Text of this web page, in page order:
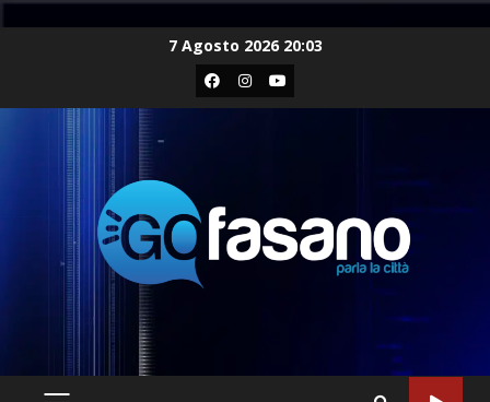
7 Agosto 2026 20:03
Facebook
Instagram
Youtube